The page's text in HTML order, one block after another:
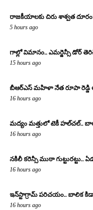
రాజకీయాలకు చిరు శాశ్వత
5 hours ago
గాల్లో విమానం.. ఎమర్జెన్సీ డోర్
15 hours ago
బీఆర్ఎస్ మహిళా నేత రూపా రెడ్డి
16 hours ago
మద్యం మత్తులో టెకీ హల్‌చల్..
16 hours ago
నకిలీ కరెన్సీ ముఠా గుట్టురట్టు..
16 hours ago
ఇన్‌స్టాగ్రామ్ పరిచయం.. బాలిక
16 hours ago